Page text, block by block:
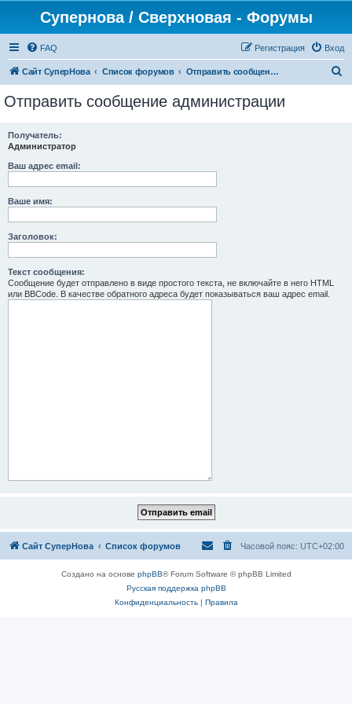
Супернова / Сверхновая - Форумы
FAQ Вход
Регистрация
Сайт СуперНова Список форумов Отправить сообщение администрации
Отправить сообщение администрации
Получатель:
Администратор
Ваш адрес email:
Ваше имя:
Заголовок:
Текст сообщения:
Сообщение будет отправлено в виде простого текста, не включайте в него HTML
или BBCode. В качестве обратного адреса будет показываться ваш адрес email.
Сайт СуперНова Список форумов Часовой пояс: UTC+02:00
Создано на основе phpBB® Forum Software © phpBB Limited
Русская поддержка phpBB
Конфиденциальность| Правила